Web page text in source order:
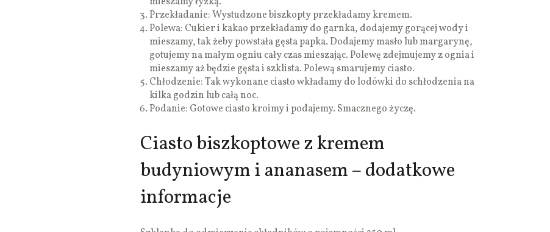
Przekładanie: Wystudzone biszkopty przekładamy kremem.
Polewa: Cukier i kakao przekładamy do garnka, dodajemy gorącej wody i
mieszamy, tak żeby powstała gęsta papka. Dodajemy masło lub margarynę,
gotujemy na małym ogniu cały czas mieszając. Polewę zdejmujemy z ognia i
mieszamy aż będzie gęsta i szklista. Polewą smarujemy ciasto.
Chłodzenie: Tak wykonane ciasto wkładamy do lodówki do schłodzenia na
kilka godzin lub całą noc.
Podanie: Gotowe ciasto kroimy i podajemy. Smacznego życzę.
Ciasto biszkoptowe z kremem
budyniowym i ananasem – dodatkowe
informacje